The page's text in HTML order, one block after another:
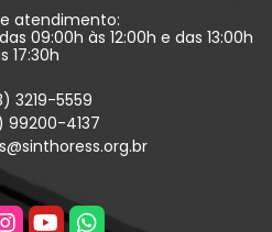
atendimento:
09:00h às 12:00h e das 13:00h
17:30h
3219-5559
99200-4137